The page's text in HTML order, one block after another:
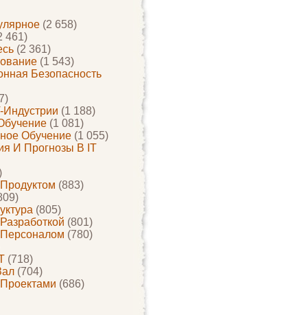
(2 658)
461)
(2 361)
(1 543)
Безопасность
Индустрии (1 188)
(1 081)
Обучение (1 055)
И Прогнозы В IT
(883)
(805)
(801)
(780)
(718)
(704)
(686)